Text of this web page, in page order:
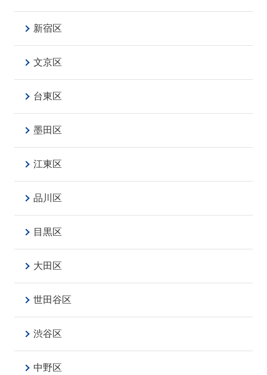
新宿区
文京区
台東区
墨田区
江東区
品川区
目黒区
大田区
世田谷区
渋谷区
中野区